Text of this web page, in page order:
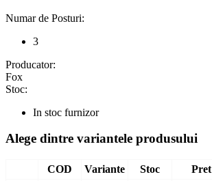
Numar de Posturi:
3
Producator:
Fox
Stoc:
In stoc furnizor
Alege dintre variantele produsului
COD Variante Stoc Pret